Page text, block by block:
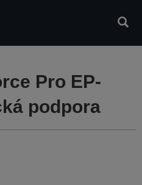
Pro EP-
podpora